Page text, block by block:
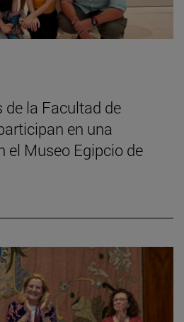
de la Facultad de
en una
el Museo Egipcio de